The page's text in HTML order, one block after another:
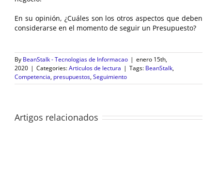
En su opinión, ¿Cuáles son los otros aspectos que deben
considerarse en el momento de seguir un Presupuesto?
By BeanStalk - Tecnologias de Informacao | enero 15th,
2020 | Categories:Articulos de lectura | Tags: BeanStalk,
Competencia, presupuestos,Seguimiento
Artigos relacionados